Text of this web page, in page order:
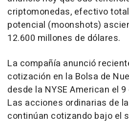
criptomonedas, efectivo
potencial (moonshots)
12.600 millones de dólares.
La compañía anunció
cotización en la Bolsa de
desde la NYSE American el
Las acciones ordinarias de
continúan cotizando bajo el